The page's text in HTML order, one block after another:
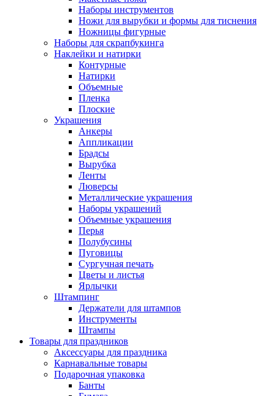
Наборы инструментов
Ножи для вырубки и формы для тиснения
Ножницы фигурные
Наборы для скрапбукинга
Наклейки и натирки
Контурные
Натирки
Объемные
Пленка
Плоские
Украшения
Анкеры
Аппликации
Брадсы
Вырубка
Ленты
Люверсы
Металлические украшения
Наборы украшений
Объемные украшения
Перья
Полубусины
Пуговицы
Сургучная печать
Цветы и листья
Ярлычки
Штампинг
Держатели для штампов
Инструменты
Штампы
Товары для праздников
Аксессуары для праздника
Карнавальные товары
Подарочная упаковка
Банты